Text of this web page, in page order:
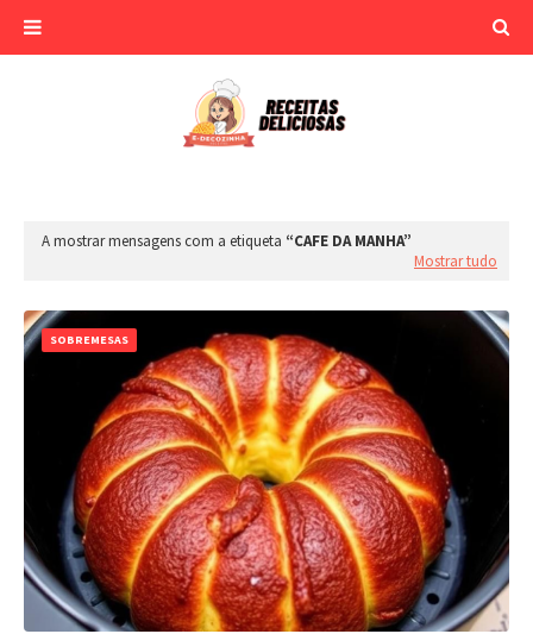
A mostrar mensagens com a etiqueta
CAFE DA MANHA
Mostrar tudo
SOBREMESAS